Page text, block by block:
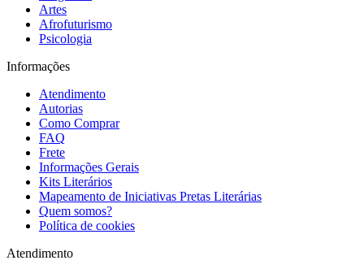
Artes
Afrofuturismo
Psicologia
Informações
Atendimento
Autorias
Como Comprar
FAQ
Frete
Informações Gerais
Kits Literários
Mapeamento de Iniciativas Pretas Literárias
Quem somos?
Política de cookies
Atendimento